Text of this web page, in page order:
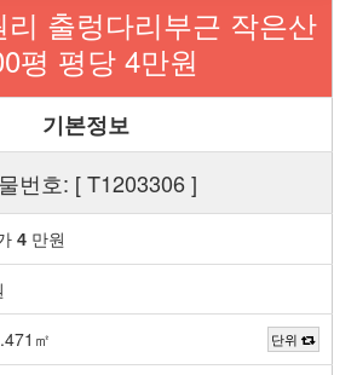
출렁다리부근 작은산
평 평당 4만원
기본정보
번호: [ T1203306 ]
4 만원
㎡ 단위